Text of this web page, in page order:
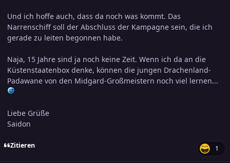
Und ich hoffe auch, dass da noch was kommt. Das
Narrenschiff soll der Abschluss der Kampagne sein, die ich
gerade zu leiten begonnen habe.
Naja, 15 Jahre sind ja noch keine Zeit. Wenn ich da an die
Küstenstaatenbox denke, können die jungen Drachenland-
Padawane von den Midgard-Großmeistern noch viel lernen...
Liebe Grüße
Saidon
Zitieren 1